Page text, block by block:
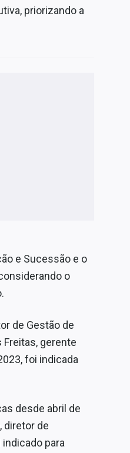
priorizando a
e Sucessão e o
o
de Gestão de
Freitas, gerente
foi indicada
desde abril de
diretor de
para